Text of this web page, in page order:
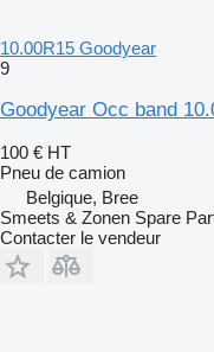
10.00R15 Goodyear
9
Goodyear Occ band
100 € HT
Pneu de camion
Belgique, Bree
Smeets & Zonen Spare
Contacter le vendeur